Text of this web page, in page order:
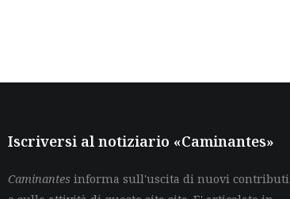
Iscriversi al notiziario «Caminantes»
Caminantes informa sull'uscita di nuovi contributi